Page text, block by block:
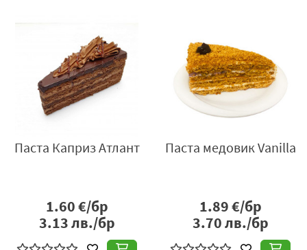
Паста Каприз Атлант
1.60€/бр
3.13лв./бр
Паста медовик Vanilla
1.89€/бр
3.70лв./бр